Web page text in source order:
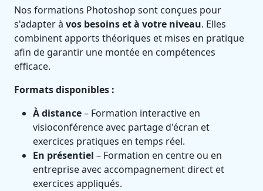
Nos formations Photoshop sont conçues pour
s'adapter à vos besoins et à votre niveau. Elles
combinent apports théoriques et mises en pratique
afin de garantir une montée en compétences
efficace.
Formats disponibles :
À distance– Formation interactive en
visioconférence avec partage d'écran et
exercices pratiques en temps réel.
En présentiel – Formation en centre ou en
entreprise avec accompagnement direct et
exercices appliqués.